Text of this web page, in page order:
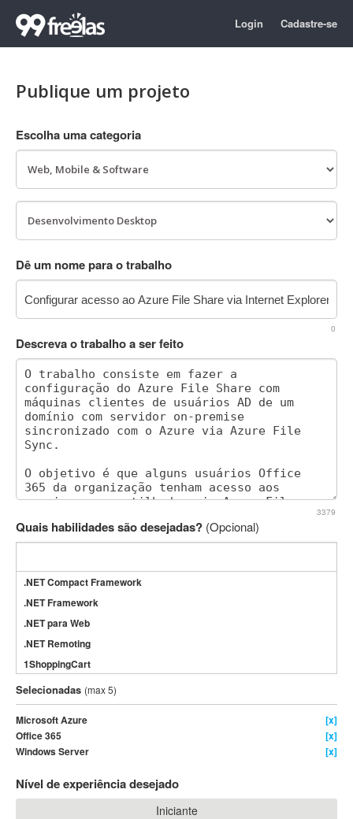
Login Cadastre-se
Publique um projeto
Escolha uma categoria
Dê um nome para o trabalho
0
Descreva o trabalho a ser feito
3379
Quais habilidades são desejadas? (Opcional)
.NET Compact Framework
.NET Framework
.NET para Web
.NET Remoting
1ShoppingCart
3DS Max
3GSM
4D Dimension
802.11
A-GPS
Selecionadas (max 5)
Microsoft Azure
[x]
Office 365
[x]
Windows Server
[x]
Nível de experiência desejado
Iniciante